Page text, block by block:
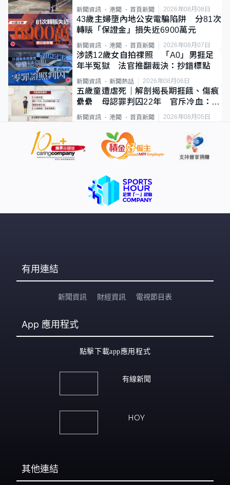
新聞資訊 港聞 首頁新聞 2026年08月08日
43歲主婦墮內地公安電騙陷阱 分81次
轉賬「保證金」損失近6900萬元
新聞資訊 港聞 首頁新聞 2026年08月07日
涉誘12歲女自拍祼照 「A0」男捱足
年半冤獄 法官推翻裁決：抄錯標點
新聞資訊 新聞熱話 2026年08月06日
五歲童遭虐死｜解剖揭長期捱餓、傷痕
纍纍 母認罪判囚22年 官斥冷血：同
類案最惡劣
新聞資訊 港聞 首頁新聞 2026年08月05日
有用連結
新聞資訊 財經資訊 電視節目表
App 應用程式
點擊下載app應用程式
有線新聞
HOY
其他連結